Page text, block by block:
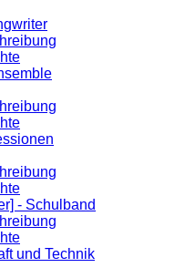
- Schulband
und Technik